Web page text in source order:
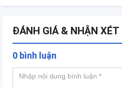
ĐÁNH GIÁ & NHẬN XÉT
0 bình luận